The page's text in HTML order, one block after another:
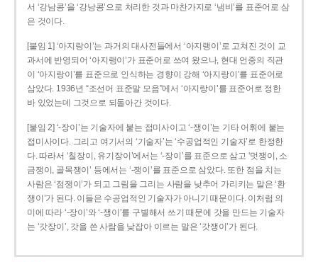
서 ‘강남콩’을 ‘강낭콩’으로 처리한 것과 마찬가지로 ‘냄비’를 표준어로 삼
은 것이다.
[붙임 1] ‘아지랑이’는 과거의 대사전들에서 ‘아지랭이’로 고쳐진 것이 교
과서에 반영되어 ‘아지랭이’가 표준어로 쓰여 왔으나, 현대 언중의 직관
이 ‘아지랑이’를 표준으로 인식하는 경향이 강해 ‘아지랑이’를 표준어로
삼았다. 1936년 “조선어 표준말 모음”에서 ‘아지랑이’를 표준어로 정한
바 있었는데 그것으로 되돌아간 것이다.
[붙임 2] ‘-장이’는 기술자에 붙는 접미사이고 ‘-쟁이’는 기타 어휘에 붙는
접미사이다. 그리고 여기서의 ‘기술자’는 ‘수공업적인 기술자’로 한정한
다. 따라서 ‘칠장이, 유기장이’에서는 ‘-장이’를 표준으로 삼고 ‘멋쟁이, 소
금쟁이, 골목쟁이’ 등에서는 ‘-쟁이’를 표준으로 삼았다. 또한 점을 치는
사람은 ‘점쟁이’가 되고 그림을 그리는 사람을 낮추어 가리키는 말은 ‘환
쟁이’가 된다. 이들은 수공업적인 기술자가 아니기 때문이다. 이처럼 의
미에 따라 ‘-장이’와 ‘-쟁이’를 구별해서 쓰기 때문에 갓을 만드는 기술자
는 ‘갓장이’, 갓을 쓴 사람을 낮잡아 이르는 말은 ‘갓쟁이’가 된다.